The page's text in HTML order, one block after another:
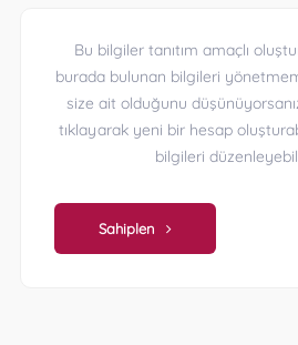
Bu bilgiler tanıtım amaçlı
burada bulunan bilgileri
size ait olduğunu
tıklayarak yeni bir hesap
bilgileri
Sahiplen